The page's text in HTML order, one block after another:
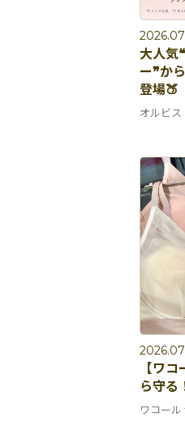
大人気
ー❞か
登場🍑
オルビス
【ワ
ら守る
ワコー